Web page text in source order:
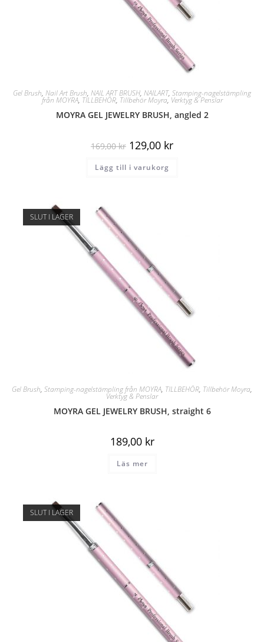
Gel Brush, Nail Art Brush, NAIL ART BRUSH, NAILART, Stamping-nagelstämpling
från MOYRA, TILLBEHÖR, Tillbehör Moyra, Verktyg & Penslar
MOYRA GEL JEWELRY BRUSH, angled 2
169,00kr 129,00 kr
Lägg till i varukorg
SLUT I LAGER
Gel Brush, Stamping-nagelstämpling från MOYRA, TILLBEHÖR, Tillbehör Moyra,
Verktyg & Penslar
MOYRA GEL JEWELRY BRUSH, straight 6
189,00 kr
Läs mer
SLUT I LAGER